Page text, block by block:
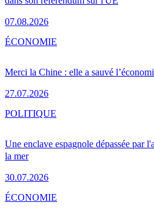
07.08.2026
Merci la Chine : elle a sauvé
27.07.2026
ÉCONOMIE
Une enclave espagnole dépassée par
la mer
30.07.2026
POLITIQUE
ÉCONOMIE